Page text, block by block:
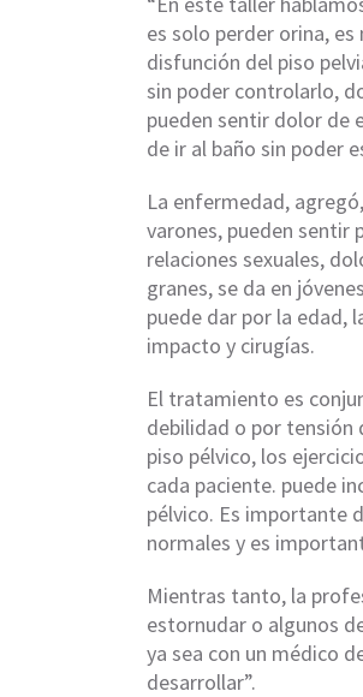
es solo perder orina,
disfunción del piso
sin poder controlarlo,
pueden sentir dolor de
de ir al baño sin poder
La enfermedad,
varones, pueden sentir
relaciones sexuales,
granes, se da en
puede dar por la edad,
impacto y cirugías.
El tratamiento es
debilidad o por tensión
piso pélvico, los
cada paciente. puede
pélvico. Es importante
normales y es
Mientras tanto, la
estornudar o algunos
ya sea con un médico
desarrollar”.